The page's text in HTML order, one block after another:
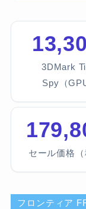
3DMark
Spy（
セール価格（
フロンティア